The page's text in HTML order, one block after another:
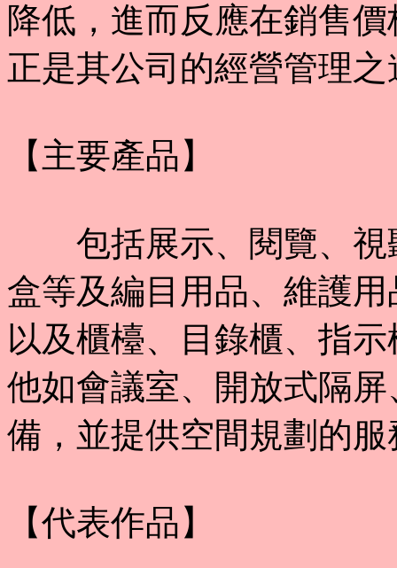
降低，進而反應在銷售
正是其公司的經營管理之
【主要產品】
包括展示、閱覽、視
盒等及編目用品、維護
以及櫃檯、目錄櫃、指
他如會議室、開放式隔
備，並提供空間規劃的服
【代表作品】